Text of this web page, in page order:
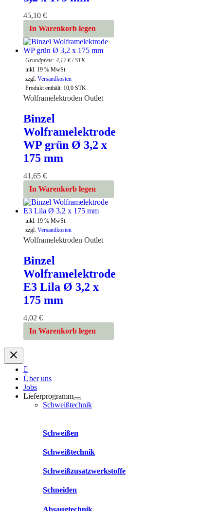
45,10 €
In Warenkorb legen
4,17€/STK
inkl. 19 % MwSt.
zzgl. Versandkosten
Produkt enthält: 10,0 STK
Wolframelektroden Outlet
Binzel
Wolframelektrode
WP grün Ø 3,2 x
175 mm
41,65 €
In Warenkorb legen
inkl. 19 % MwSt.
zzgl. Versandkosten
Wolframelektroden Outlet
Binzel
Wolframelektrode
E3 Lila Ø 3,2 x
175 mm
4,02 €
In Warenkorb legen
Über uns
Jobs
Lieferprogramm
Schweißtechnik
Schweißen
Schweißtechnik
Schweißzusatzwerkstoffe
Schneiden
Absaugtechnik